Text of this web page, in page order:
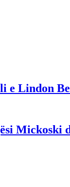
e Lindon
Mickoski